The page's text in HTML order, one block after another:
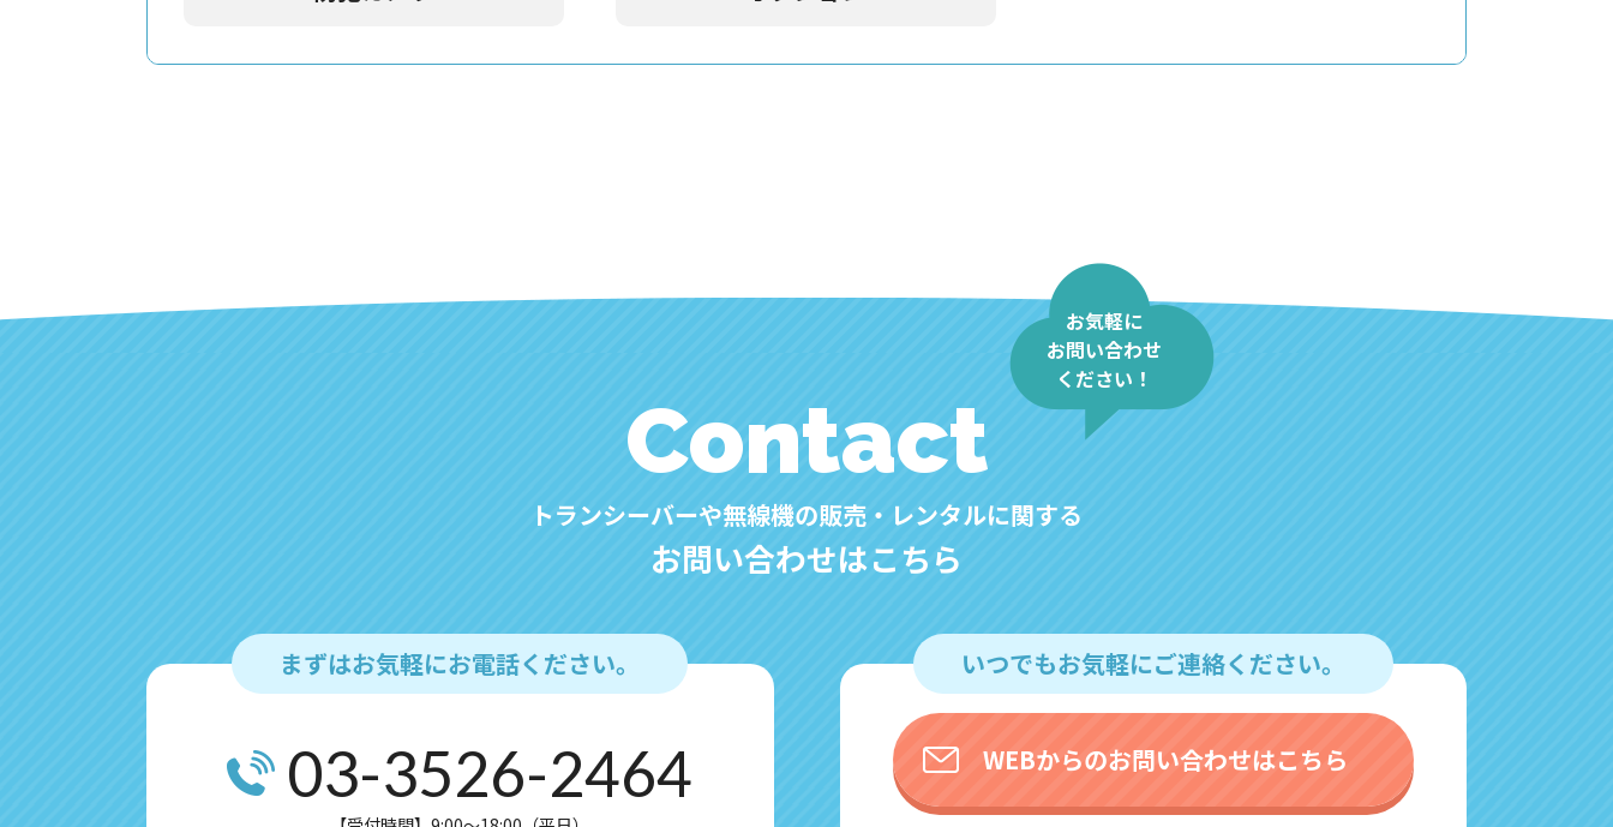
Contact
トランシーバーや無線機の販売・レンタルに関する
お問い合わせはこちら
お気軽に
お問い合わせ
ください！
まずはお気軽にお電話ください。
03-3526-2464
いつでもお気軽にご連絡ください。
WEBからのお問い合わせはこちら